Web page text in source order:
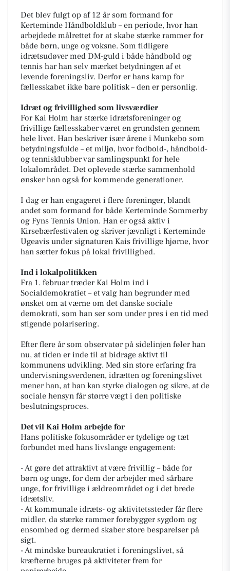
Det blev fulgt op af 12 år som formand for
Kerteminde Håndboldklub – en periode, hvor han
arbejdede målrettet for at skabe stærke rammer for
både børn, unge og voksne. Som tidligere
idrætsudøver med DM-guld i både håndbold og
tennis har han selv mærket betydningen af et
levende foreningsliv. Derfor er hans kamp for
fællesskabet ikke bare politisk – den er personlig.
Idræt og frivillighed som livsværdier
For Kai Holm har stærke idrætsforeninger og
frivillige fællesskaber været en grundsten gennem
hele livet. Han beskriver især årene i Munkebo som
betydningsfulde – et miljø, hvor fodbold-, håndbold-
og tennisklubber var samlingspunkt for hele
lokalområdet. Det oplevede stærke sammenhold
ønsker han også for kommende generationer.
I dag er han engageret i flere foreninger, blandt
andet som formand for både Kerteminde Sommerby
og Fyns Tennis Union. Han er også aktiv i
Kirsebærfestivalen og skriver jævnligt i Kerteminde
Ugeavis under signaturen Kais frivillige hjørne, hvor
han sætter fokus på lokal frivillighed.
Ind i lokalpolitikken
Fra 1. februar træder Kai Holm ind i
Socialdemokratiet – et valg han begrunder med
ønsket om at værne om det danske sociale
demokrati, som han ser som under pres i en tid med
stigende polarisering.
Efter flere år som observatør på sidelinjen føler han
nu, at tiden er inde til at bidrage aktivt til
kommunens udvikling. Med sin store erfaring fra
undervisningsverdenen, idrætten og foreningslivet
mener han, at han kan styrke dialogen og sikre, at de
sociale hensyn får større vægt i den politiske
beslutningsproces.
Det vil Kai Holm arbejde for
Hans politiske fokusområder er tydelige og tæt
forbundet med hans livslange engagement:
- At gøre det attraktivt at være frivillig – både for
børn og unge, for dem der arbejder med sårbare
unge, for frivillige i ældreområdet og i det brede
idrætsliv.
- At kommunale idræts- og aktivitetssteder får flere
midler, da stærke rammer forebygger sygdom og
ensomhed og dermed skaber store besparelser på
sigt.
- At mindske bureaukratiet i foreningslivet, så
kræfterne bruges på aktiviteter frem for